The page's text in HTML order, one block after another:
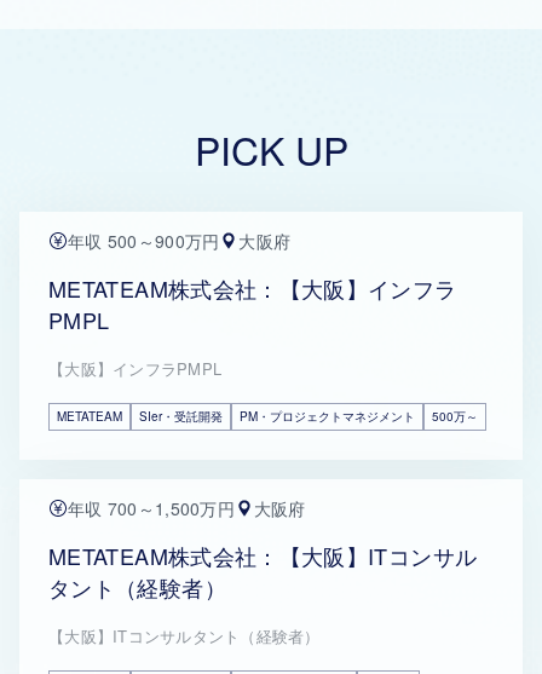
PICK UP
年収 500～900万円 大阪府
METATEAM株式会社：【大阪】インフラ
PMPL
【大阪】インフラPMPL
METATEAM SIer・受託開発 PM・プロジェクトマネジメント 500万～
年収 700～1,500万円 大阪府
METATEAM株式会社：【大阪】ITコンサル
タント（経験者）
【大阪】ITコンサルタント（経験者）